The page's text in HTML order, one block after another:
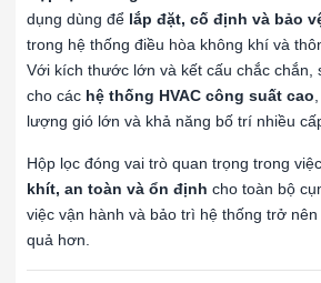
dụng dùng để lắp đặt, cố định và bảo
trong hệ thống điều hòa không khí và
Với kích thước lớn và kết cấu chắc chắn,
cho các hệ thống HVAC công suất cao
lượng gió lớn và khả năng bố trí nhiều
Hộp lọc đóng vai trò quan trọng trong
khít, an toàn và ổn định cho toàn bộ
việc vận hành và bảo trì hệ thống trở
quả hơn.